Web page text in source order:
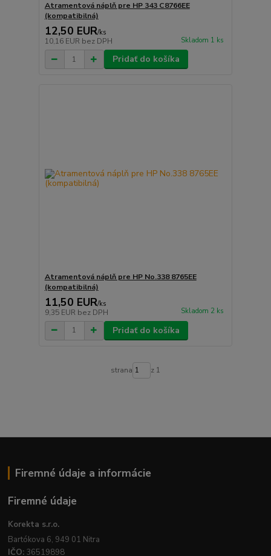
Atramentová náplň pre HP 343 C8766EE
(kompatibilná)
12,50 EUR/ks
10,16 EUR bez DPH Skladom 1 ks
Pridať do košíka
Atramentová náplň pre HP No.338 8765EE
(kompatibilná)
11,50 EUR/ks
9,35 EUR bez DPH Skladom 2 ks
Pridať do košíka
strana z 1
Firemné údaje a informácie
Firemné údaje
Korekta s.r.o.
Bartókova 6, 949 01 Nitra
IČO: 36519898